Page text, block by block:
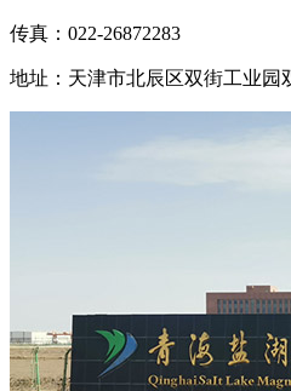
传真：022-26872283
地址：天津市北辰区双街工业园